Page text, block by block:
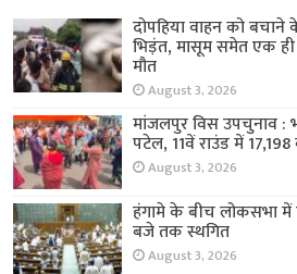
दोपहिया वाहन को बचाने
भिड़ंत, मासूम समेत एक ही
मौत
August 3, 2026
मांजलपुर विस उपचुनाव :
पटेल, 11वें राउंड में
August 3, 2026
हंगामे के बीच लोकसभा में
बजे तक स्थगित
August 3, 2026